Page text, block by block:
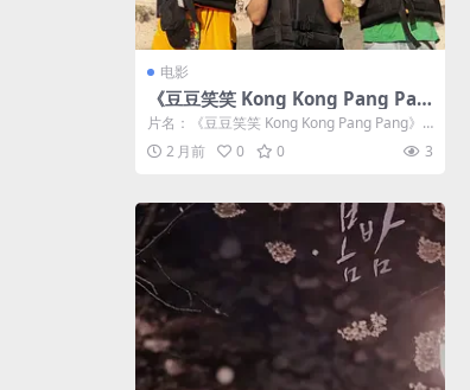
电影
《豆豆笑笑 Kong Kong Pang Pan
g》免费观看-电影-全集-高清[夸克网
盘]
片名：《豆豆笑笑 Kong Kong Pang Pang》
免费观看-电影-全集-...
2 月前 0 0 3